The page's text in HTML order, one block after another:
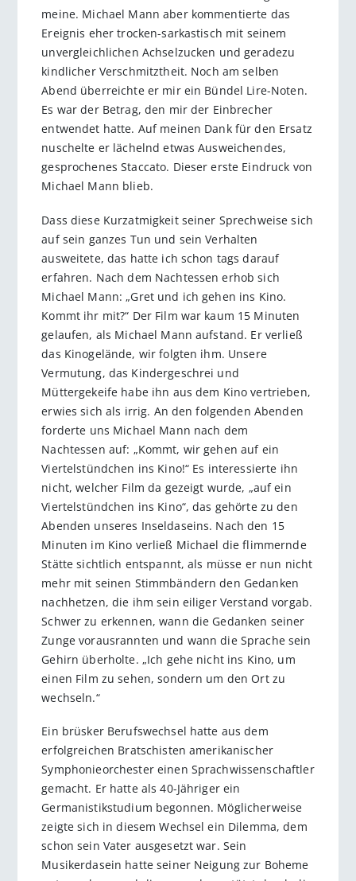
meine. Michael Mann aber kommentierte das
Ereignis eher trocken-sarkastisch mit seinem
unvergleichlichen Achselzucken und geradezu
kindlicher Verschmitztheit. Noch am selben
Abend überreichte er mir ein Bündel Lire-Noten.
Es war der Betrag, den mir der Einbrecher
entwendet hatte. Auf meinen Dank für den Ersatz
nuschelte er lächelnd etwas Ausweichendes,
gesprochenes Staccato. Dieser erste Eindruck von
Michael Mann blieb.
Dass diese Kurzatmigkeit seiner Sprechweise sich
auf sein ganzes Tun und sein Verhalten
ausweitete, das hatte ich schon tags darauf
erfahren. Nach dem Nachtessen erhob sich
Michael Mann: „Gret und ich gehen ins Kino.
Kommt ihr mit?“ Der Film war kaum 15 Minuten
gelaufen, als Michael Mann aufstand. Er verließ
das Kinogelände, wir folgten ihm. Unsere
Vermutung, das Kindergeschrei und
Müttergekeife habe ihn aus dem Kino vertrieben,
erwies sich als irrig. An den folgenden Abenden
forderte uns Michael Mann nach dem
Nachtessen auf: „Kommt, wir gehen auf ein
Viertelstündchen ins Kino!“ Es interessierte ihn
nicht, welcher Film da gezeigt wurde, „auf ein
Viertelstündchen ins Kino“, das gehörte zu den
Abenden unseres Inseldaseins. Nach den 15
Minuten im Kino verließ Michael die flimmernde
Stätte sichtlich entspannt, als müsse er nun nicht
mehr mit seinen Stimmbändern den Gedanken
nachhetzen, die ihm sein eiliger Verstand vorgab.
Schwer zu erkennen, wann die Gedanken seiner
Zunge vorausrannten und wann die Sprache sein
Gehirn überholte. „Ich gehe nicht ins Kino, um
einen Film zu sehen, sondern um den Ort zu
wechseln.“
Ein brüsker Berufswechsel hatte aus dem
erfolgreichen Bratschisten amerikanischer
Symphonieorchester einen Sprachwissenschaftler
gemacht. Er hatte als 40-Jähriger ein
Germanistikstudium begonnen. Möglicherweise
zeigte sich in diesem Wechsel ein Dilemma, dem
schon sein Vater ausgesetzt war. Sein
Musikerdasein hatte seiner Neigung zur Boheme